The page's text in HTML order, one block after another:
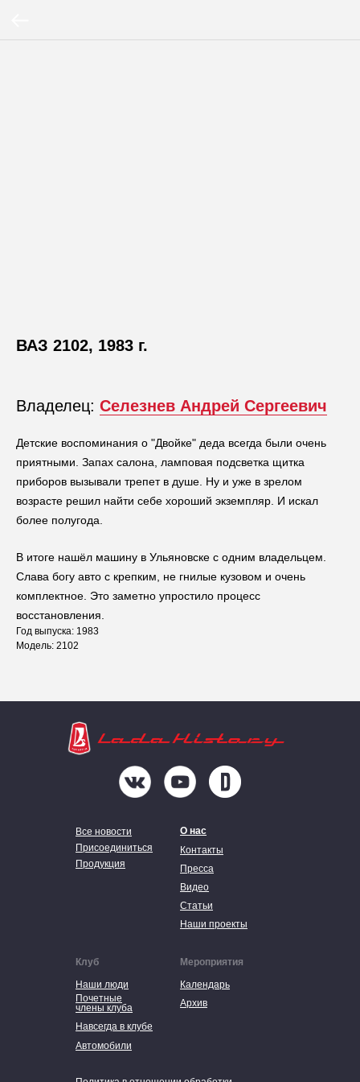
ВАЗ 2102, 1983 г.
Владелец: Селезнев Андрей Сергеевич
Детские воспоминания о "Двойке" деда всегда были очень
приятными. Запах салона, ламповая подсветка щитка
приборов вызывали трепет в душе. Ну и уже в зрелом
возрасте решил найти себе хороший экземпляр. И искал
более полугода.
В итоге нашёл машину в Ульяновске с одним владельцем.
Слава богу авто с крепким, не гнилые кузовом и очень
комплектное. Это заметно упростило процесс
восстановления.
Год выпуска: 1983
Модель: 2102
Статьи
Контакты
Наши проекты
Пресса
Видео
Продукция
Наши люди
Клуб
Календарь
Мероприятия
О нас
Присоединиться
Все новости
Архив
Навсегда в клубе
Почетные
члены клуба
Автомобили